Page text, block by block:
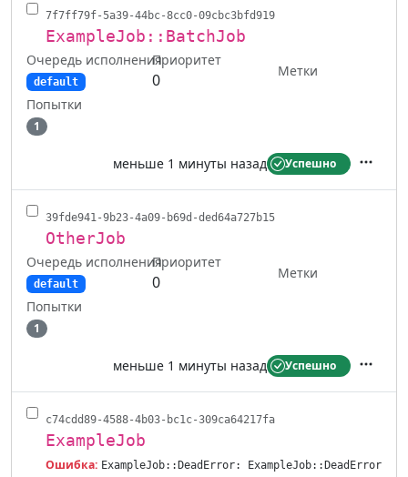
7f7ff79f-5a39-44bc-8cc0-09cbc3bfd919
ExampleJob::BatchJob
Очередь исполнения
default
Приоритет
0
Метки
Попытки
1
меньше 1 минуты назад Успешно
39fde941-9b23-4a09-b69d-ded64a727b15
OtherJob
Очередь исполнения
default
Приоритет
0
Метки
Попытки
1
меньше 1 минуты назад Успешно
c74cdd89-4588-4b03-bc1c-309ca64217fa
ExampleJob
Ошибка: ExampleJob::DeadError: ExampleJob::DeadError